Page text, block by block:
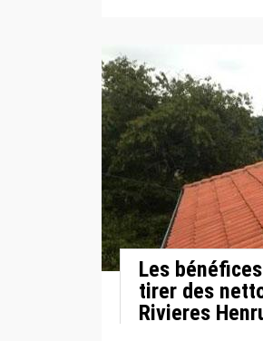
Les
tirer des
Rivieres